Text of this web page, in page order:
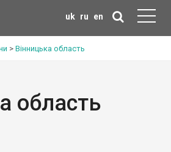
uk ru en
> Вінницька область
область